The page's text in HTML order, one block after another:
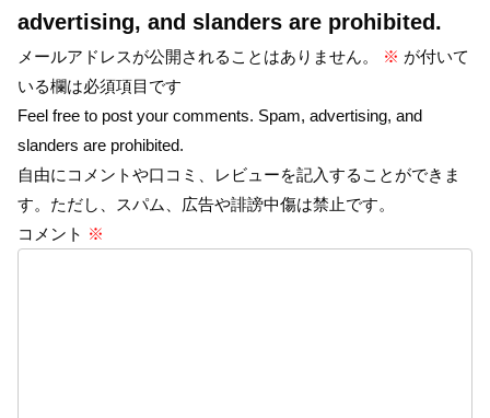
advertising, and slanders are prohibited.
メールアドレスが公開されることはありません。 ※ が付いて
いる欄は必須項目です
Feel free to post your comments. Spam, advertising, and
slanders are prohibited.
自由にコメントや口コミ、レビューを記入することができま
す。ただし、スパム、広告や誹謗中傷は禁止です。
コメント ※